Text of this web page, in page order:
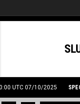
UTC 07/10/2025